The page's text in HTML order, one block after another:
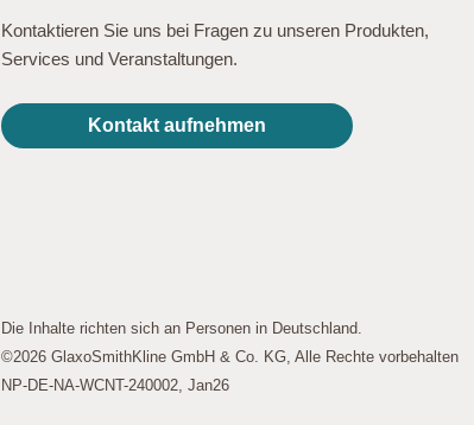
Kontaktieren Sie uns bei Fragen zu unseren Produkten,
Services und Veranstaltungen.
Kontakt aufnehmen
Die Inhalte richten sich an Personen in Deutschland.
©2026 GlaxoSmithKline GmbH & Co. KG, Alle Rechte vorbehalten
NP-DE-NA-WCNT-240002, Jan26